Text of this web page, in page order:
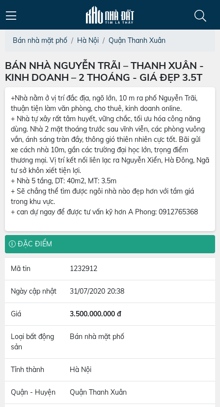
Bán nhà mặt phố Hà Nội Quận Thanh Xuân
BÁN NHÀ NGUYỄN TRÃI – THANH XUÂN -
KINH DOANH – 2 THOÁNG - GIÁ ĐẸP 3.5T
+Nhà nằm ở vị trí đắc địa, ngõ lớn, 10 m ra phố Nguyễn Trãi,
thuận tiện làm văn phòng, cho thuê, kinh doanh online.
+ Nhà tự xây rất tâm huyết, vững chắc, tối ưu hóa công năng
dùng. Nhà 2 mặt thoáng trước sau vĩnh viễn, các phòng vuông
vắn, ánh sáng tràn đầy, thông gió thiên nhiên cực tốt. Bãi gửi
xe cách nhà 10m, gần các trường đại học lớn, trọng điểm
thương mại. Vị trí kết nối liên lạc ra Nguyễn Xiển, Hà Đông, Ngã
tư sở khôn xiết tiện lợi.
+ Nhà 5 tầng, DT: 40m2, MT: 3.5m
+ Sẽ chẳng thể tìm được ngôi nhà nào đẹp hơn với tầm giá
trong khu vực.
+ can dự ngay để được tư vấn kỹ hơn A Phong: 0912765368
ĐẶC ĐIỂM
Mã tin 1232912
Ngày cập nhật 31/07/2020 20:38
Giá 3.500.000.000 đ
Loại bất động
sản
Bán nhà mặt phố
Tỉnh thành Hà Nội
Quận - Huyện Quận Thanh Xuân